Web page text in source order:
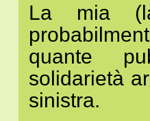
La mia
quante
solidarietà
sinistra.